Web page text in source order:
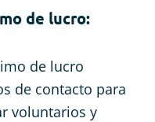
de lucro:
de lucro
de contacto para
voluntarios y